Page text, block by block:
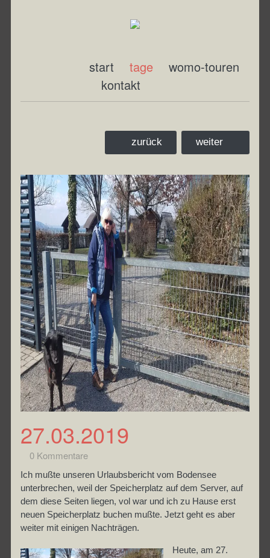
start tage
womo-touren
kontakt
weiter
zurück
27.03.2019
0 Kommentare
Ich mußte unseren Urlaubsbericht vom Bodensee
unterbrechen, weil der Speicherplatz auf dem Server, auf
dem diese Seiten liegen, vol war und ich zu Hause erst
neuen Speicherplatz buchen mußte. Jetzt geht es aber
weiter mit einigen Nachträgen.
Heute, am 27.